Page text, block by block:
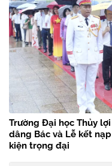
Trường Đại học Thủy
dâng Bác và Lễ kết
kiện trọng đại